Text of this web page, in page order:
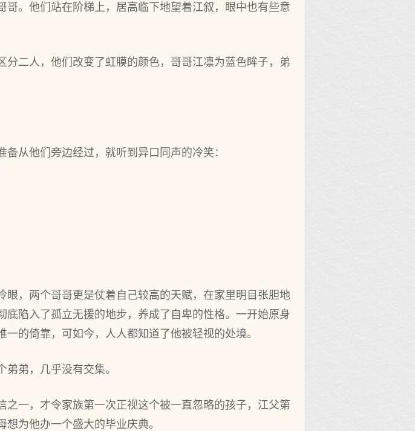
。他们站在阶梯上，居高临下地望着江叙，眼中也有些意
二人，他们改变了虹膜的颜色，哥哥江凛为蓝色眸子，弟
从他们旁边经过，就听到异口同声的冷笑：
，两个哥哥更是仗着自己较高的天赋，在家里明目张胆地
陷入了孤立无援的地步，养成了自卑的性格。一开始原身
的倚靠，可如今，人人都知道了他被轻视的处境。
弟，几乎没有交集。
一，才令家族第一次正视这个被一直忽略的孩子，江父第
为他办一个盛大的毕业庆典。